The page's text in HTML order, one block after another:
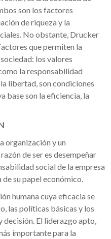
son los factores
de riqueza y la
No obstante, Drucker
que permiten la
los valores
la responsabilidad
libertad, son condiciones
base son la eficiencia, la
organización y un
de ser es desempeñar
social de la empresa
su papel económico.
humana cuya eficacia se
las políticas básicas y los
El liderazgo apto,
importante para la